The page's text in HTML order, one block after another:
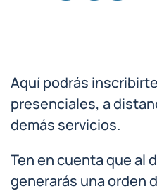
Aquí podrás
presenciales, a
demás servicios.
Ten en cuenta que al
generarás una orden